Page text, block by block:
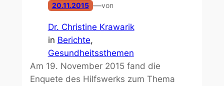
20.11.2015 —von
Dr. Christine Krawarik
in Berichte
Gesundheitssthemen
Am 19. November 2015 fand die
Enquete des Hilfswerks zum Thema